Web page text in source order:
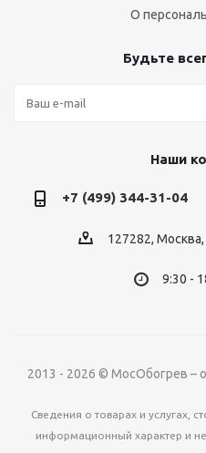
О
Будьте
Наши
+7 (499) 344-31-04
127282,
9:30 -
2013 - 2026 © МосОбогрев –
Сведения о товарах и услугах,
информационный характер и